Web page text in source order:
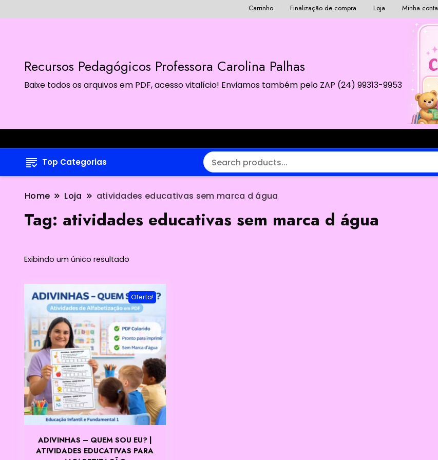
Carrinho Finalização de compra Loja Minha conta
Recursos Pedagógicos Professora Carolina Palhas
Baixe todos os arquivos em PDF, acesso vitalício! Enviamos também pelo ZAP (24) 99313-9953
Top Categorias
Home Loja atividades educativas sem marca d água
Tag: atividades educativas sem marca d água
Exibindo um único resultado
Oferta!
ADIVINHAS – QUEM SOU EU? |
ATIVIDADES EDUCATIVAS PARA